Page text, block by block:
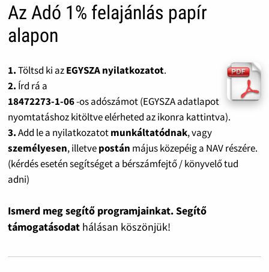
Az Adó 1% felajánlás papír
alapon
1.Töltsd ki azEGYSZA nyilatkozatot.
2. Írd rá a
18472273-1-06-os adószámot (EGYSZA adatlapot
nyomtatáshoz kitöltve elérheted az ikonra kattintva).
3.Add le a nyilatkozatotmunkáltatódnak, vagy
személyesen, illetvepostán május közepéig a NAV részére.
(kérdés esetén segítséget a bérszámfejtő / könyvelő tud
adni)
Ismerd meg segítő programjainkat. Segítő
támogatásodat hálásan köszönjük!